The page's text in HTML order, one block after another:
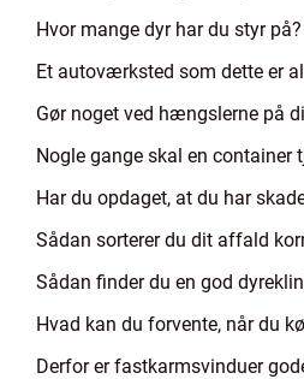
Hvor mange dyr har du styr på?
Et autoværksted som dette er
Gør noget ved hængslerne på
Nogle gange skal en container
Har du opdaget, at du har
Sådan sorterer du dit affald
Sådan finder du en god
Hvad kan du forvente, når du
Derfor er fastkarmsvinduer